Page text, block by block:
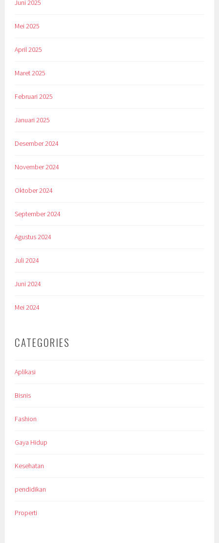
Juni 2025
Mei 2025
April 2025
Maret 2025
Februari 2025
Januari 2025
Desember 2024
November 2024
Oktober 2024
September 2024
Agustus 2024
Juli 2024
Juni 2024
Mei 2024
CATEGORIES
Aplikasi
Bisnis
Fashion
Gaya Hidup
Kesehatan
pendidikan
Properti